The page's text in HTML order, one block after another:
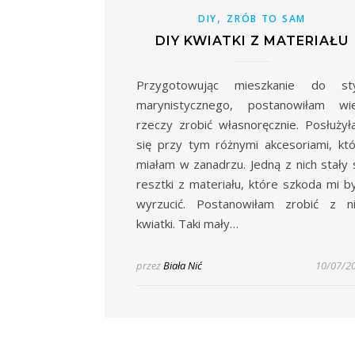
DIY, ZRÓB TO SAM
DIY KWIATKI Z MATERIAŁU
Przygotowując mieszkanie do
marynistycznego, postanowiłam
rzeczy zrobić własnoręcznie.
się przy tym różnymi akcesoriami,
miałam w zanadrzu. Jedną z nich stały
resztki z materiału, które szkoda mi
wyrzucić. Postanowiłam zrobić z
kwiatki. Taki mały…
przezBiała Nić 10/07/